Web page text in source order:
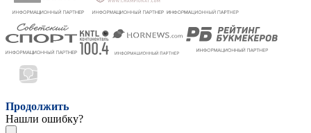
Продолжить
Нашли ошибку?